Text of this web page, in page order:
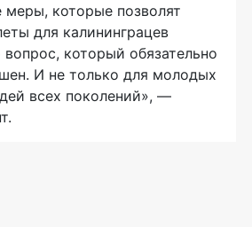
меры, которые позволят
для калининграцев
который обязательно
И не только для молодых
всех поколений», —